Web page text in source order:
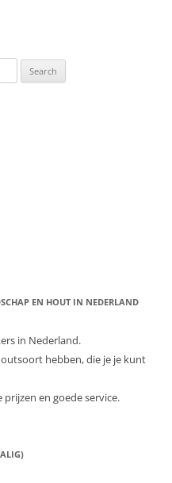
EN HOUT IN NEDERLAND
in Nederland.
hebben, die je je kunt
en goede service.